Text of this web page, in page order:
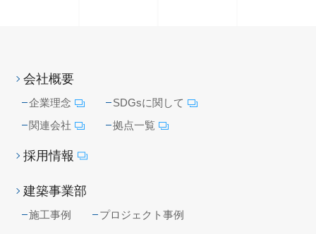
会社概要
企業理念
SDGsに関して
関連会社
拠点一覧
採用情報
建築事業部
施工事例 プロジェクト事例